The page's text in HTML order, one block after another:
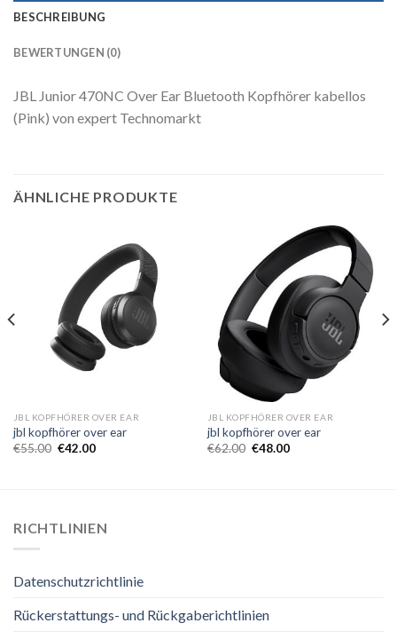
BESCHREIBUNG
BEWERTUNGEN (0)
JBL Junior 470NC Over Ear Bluetooth Kopfhörer kabellos
(Pink) von expert Technomarkt
ÄHNLICHE PRODUKTE
JBL KOPFHÖRER OVER EAR
jbl kopfhörer over ear
€55.00 €42.00
JBL KOPFHÖRER OVER EAR
jbl kopfhörer over ear
€62.00 €48.00
RICHTLINIEN
Datenschutzrichtlinie
Rückerstattungs- und Rückgaberichtlinien